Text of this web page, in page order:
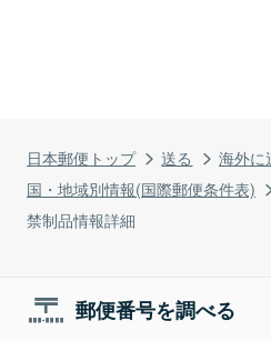
日本郵便トップ 送る
海外に
国・地域別情報(国際郵便条件表)
禁制品情報詳細
郵便番号を調べる